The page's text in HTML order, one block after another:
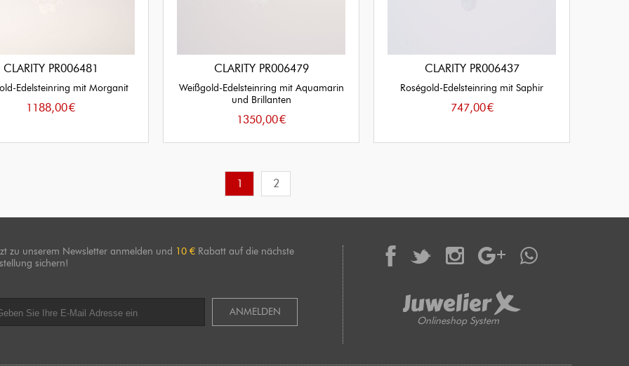
CLARITY PR006481
Edelsteinring mit Morganit
1188,00€
CLARITY PR006479
Weißgold-Edelsteinring mit Aquamarin
und Brillanten
1350,00€
CLARITY PR006437
Roségold-Edelsteinring mit Saphir
747,00€
1 2
zu unserem Newsletter anmelden und 10 € Rabatt auf die nächste
sichern!
ANMELDEN
Onlineshop System